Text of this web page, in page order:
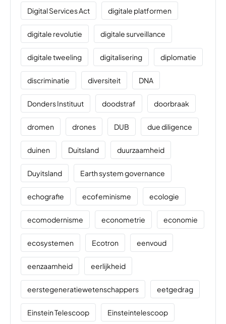
Digital Services Act digitale platformen
digitale revolutie digitale surveillance
digitale tweeling digitalisering diplomatie
discriminatie diversiteit DNA
Donders Instituut doodstraf doorbraak
dromen drones DUB due diligence
duinen Duitsland duurzaamheid
Duyitsland Earth system governance
echografie ecofeminisme ecologie
ecomodernisme econometrie economie
ecosystemen Ecotron eenvoud
eenzaamheid eerlijkheid
eerstegeneratiewetenschappers eetgedrag
Einstein Telescoop Einsteintelescoop